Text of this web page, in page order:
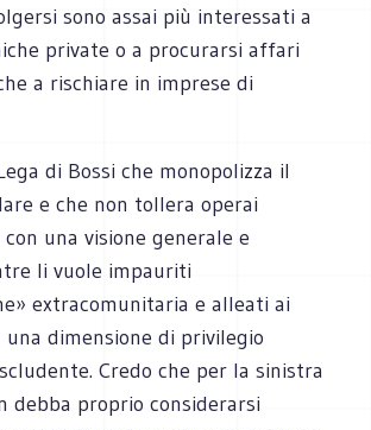
sono assai più interessati a
private o a procurarsi affari
a rischiare in imprese di
di Bossi che monopolizza il
e che non tollera operai
una visione generale e
li vuole impauriti
extracomunitaria e alleati ai
dimensione di privilegio
Credo che per la sinistra
debba proprio considerarsi